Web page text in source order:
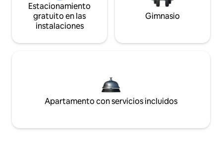
Estacionamiento
gratuito en las
instalaciones
Gimnasio
Apartamento con servicios incluidos